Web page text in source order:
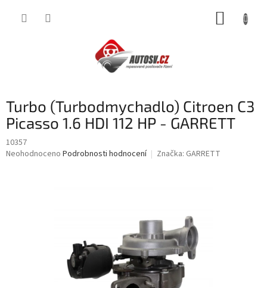
Turbo (Turbodmychadlo) Citroen C3
Picasso 1.6 HDI 112 HP - GARRETT
10357
Průměrné
Neohodnoceno Podrobnosti hodnocení Značka: GARRETT